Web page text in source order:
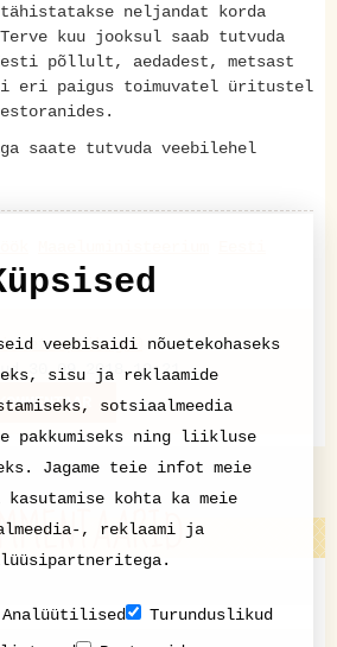
tähistatakse neljandat korda
kuu jooksul saab tutvuda
põllult, aedadest, metsast
eri paigus toimuvatel üritustel
saate tutvuda veebilehel
retseptikogu®
30.09.2018 19:21
veebisaidi nõuetekohaseks
sisu ja reklaamide
sotsiaalmeedia
pakkumiseks ning liikluse
Jagame teie infot meie
kohta ka meie
, reklaami ja
Analüütilised
Turunduslikud